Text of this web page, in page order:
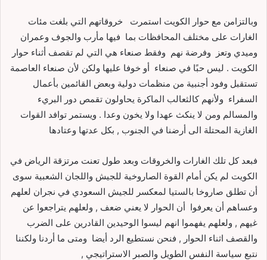
وبالتزامن مع حوار الكويت استمرت خروقاتهم التي بلغت مئات
الغارات على مختلف المحافظات بما فيها مأرب والجوف وعمران
وميدي وتعز وفرضة نهم وفقط صنعاء هي التي لم تقصف أثناء حوار
الكويت . ليس حبًا في صنعاء أو خوفا عليها ولكن لأن صنعاء العاصمة
تستقبل وفود أجنبية من منظمات دولية وبعض القائمين بأعمال
السفراء ولأنهم كالثعالب الماكرة يحاولون تقمص دور البريء
والمسالم ومن لا ينكث عهدا ولا يخون وعدا . ويستمر توافد القوات
الغازية المحتلة الى أرضنا في الجنوب , بكل عدتها وعتادها
فبعد كل تلك الغارات والخروقات وبعد طول تعنت مرتزقة الرياض في
الكويت لم يكن أمام القوة الصاروخية للجيش واللجان الشعبية سوى
أن تطلق صاروخا بالستيا لمعكسر للجيش السعودي في نجران لعلهم
وعساهم أن يعرفوا أن الحوار لا يعني ضعف , ولعلهم يتراجعوا عن
غيهم , ولعلهم يفهموا انهم ليسوا الوحيدين القادرين على الضرب
والقصف اثناء الحوار , فنحن نستطيع الرد أيضا ومتى ما أردنا ولكننا
نتبع سياسة النفس الطويل والصبر الاستراتيجي ,